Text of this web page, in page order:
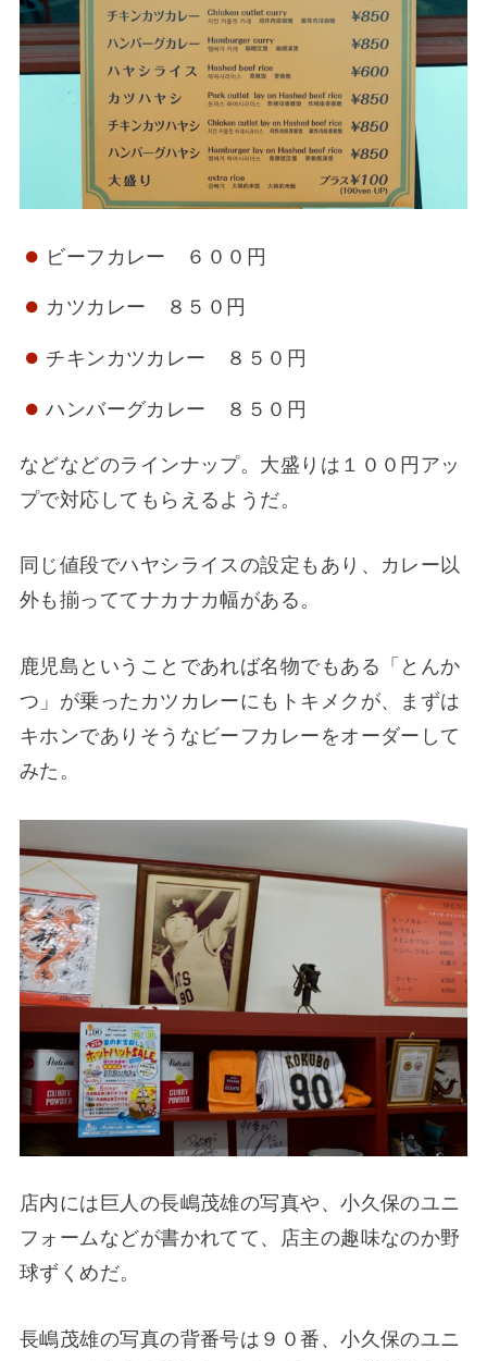
ビーフカレー ６００円
カツカレー ８５０円
チキンカツカレー ８５０円
ハンバーグカレー ８５０円
などなどのラインナップ。大盛りは１００円アッ
プで対応してもらえるようだ。
同じ値段でハヤシライスの設定もあり、カレー以
外も揃っててナカナカ幅がある。
鹿児島ということであれば名物でもある「とんか
つ」が乗ったカツカレーにもトキメクが、まずは
キホンでありそうなビーフカレーをオーダーして
みた。
店内には巨人の長嶋茂雄の写真や、小久保のユニ
フォームなどが書かれてて、店主の趣味なのか野
球ずくめだ。
長嶋茂雄の写真の背番号は９０番、小久保のユニ